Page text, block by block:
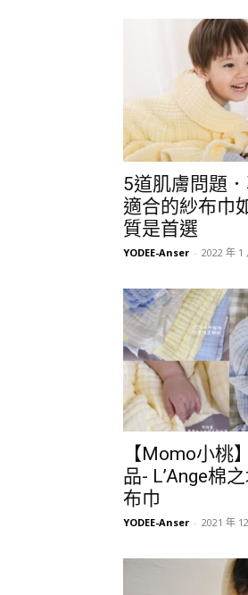
5道肌膚問題
適合的紗布巾
質是首選
YODEE-Anser - 2022 年 1
【Momo小桃
品- L’Ange棉
布巾
YODEE-Anser - 2021 年